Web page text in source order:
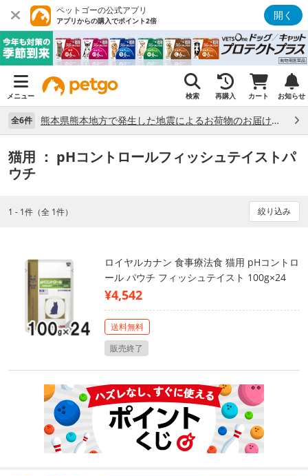
ペットゴーの公式アプリ
アプリからの購入でポイント2倍 開く
メニュー 検索 再購入 カート お知らせ
全6件 熊本県熊本地方で発生した地震によるお荷物のお届け状況について （7/28）
猫用 ： pHコントロールフィッシュテイストパ
ウチ
1 - 1件（全 1件） 絞り込み
ロイヤルカナン 食事療法食 猫用 pHコントロ
ール パウチ フィッシュテイスト 100g×24
¥4,542
送料無料
販売終了